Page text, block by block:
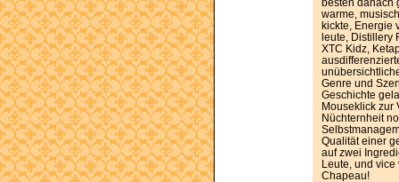
besten danach
warme,
kickte, Energie
leute, Distillery
XTC Kidz,
Genre und
Geschichte
Mouseklick zur
Nüchternheit
Qualität einer
auf zwei
Leute, und
Chapeau!